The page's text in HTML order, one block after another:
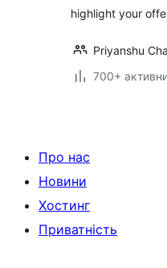
highlight your
Priyanshu
700+
Про нас
Новини
Хостинг
Приватність